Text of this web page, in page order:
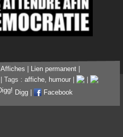
Affiches Lien permanent
| Tags : affiche humour
Digg Facebook